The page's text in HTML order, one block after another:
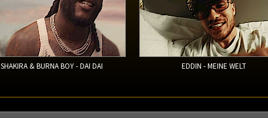
SHAKIRA & BURNA BOY - DAI DAI EDDIN - MEINE WELT